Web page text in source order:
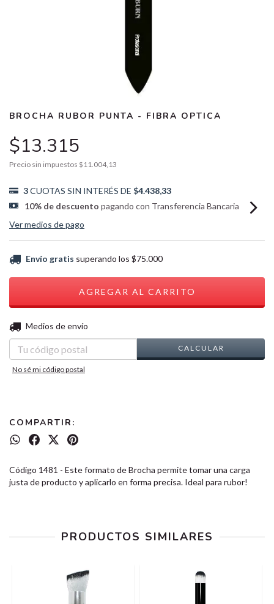
BROCHA RUBOR PUNTA - FIBRA OPTICA
$13.315
Precio sin impuestos $11.004,13
3CUOTAS SIN INTERÉS DE $4.438,33
10% de descuento pagando con Transferencia Bancaria
Ver medios de pago
Envío gratis superando los $75.000
Entregas para el CP:
Medios de envío
CALCULAR
No sé mi código postal
COMPARTIR:
Código 1481 - Este formato de Brocha permite tomar una carga
justa de producto y aplicarlo en forma precisa. Ideal para rubor!
PRODUCTOS SIMILARES